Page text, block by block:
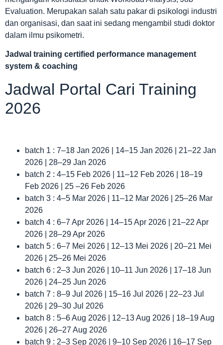
Evaluation. Merupakan salah satu pakar di psikologi industri
dan organisasi, dan saat ini sedang mengambil studi doktor
dalam ilmu psikometri.
Jadwal training certified performance management
system & coaching
Jadwal Portal Cari Training
2026
batch 1 : 7–18 Jan 2026 | 14–15 Jan 2026 | 21–22 Jan
2026 | 28–29 Jan 2026
batch 2 : 4–15 Feb 2026 | 11–12 Feb 2026 | 18–19
Feb 2026 | 25 –26 Feb 2026
batch 3 : 4–5 Mar 2026 | 11–12 Mar 2026 | 25–26 Mar
2026
batch 4 : 6–7 Apr 2026 | 14–15 Apr 2026 | 21–22 Apr
2026 | 28–29 Apr 2026
batch 5 : 6–7 Mei 2026 | 12–13 Mei 2026 | 20–21 Mei
2026 | 25–26 Mei 2026
batch 6 : 2–3 Jun 2026 | 10–11 Jun 2026 | 17–18 Jun
2026 | 24–25 Jun 2026
batch 7 : 8–9 Jul 2026 | 15–16 Jul 2026 | 22–23 Jul
2026 | 29–30 Jul 2026
batch 8 : 5–6 Aug 2026 | 12–13 Aug 2026 | 18–19 Aug
2026 | 26–27 Aug 2026
batch 9 : 2–3 Sep 2026 | 9–10 Sep 2026 | 16–17 Sep